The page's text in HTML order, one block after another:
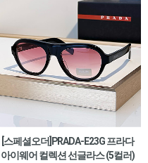
[스페셜오더]PRADA-E23G 프라다
아이웨어 컬렉션 선글라스 (5컬러)